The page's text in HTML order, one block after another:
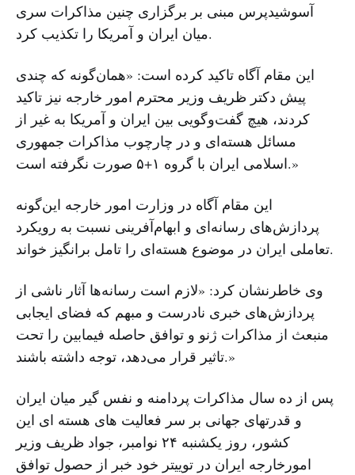
آسوشیدپرس مبنی بر برگزاری چنین مذاکرات سری
میان ایران و آمریکا را تکذیب کرد.
این مقام آگاه تاکید کرده است: «همان‌گونه که چندی
پیش دکتر ظریف وزیر محترم امور خارجه نیز تاکید
کردند، هیچ گفت‌وگویی بین ایران و آمریکا به غیر از
مسائل هسته‌ای و در چارچوب مذاکرات جمهوری
اسلامی ایران با گروه ۱+۵ صورت نگرفته است.»
این مقام آگاه در وزارت امور خارجه این‌گونه
پردازش‌های رسانه‌ای و ابهام‌آفرینی نسبت به رویکرد
تعاملی ایران در موضوع هسته‌ای را تامل برانگیز خواند.
وی خاطرنشان کرد: «لازم است رسانه‌ها آثار ناشی از
پردازش‌های خبری نادرست و مبهم که فضای ایجابی
منبعث از مذاکرات ژنو و توافق حاصله فیمابین را تحت
تاثیر قرار می‌دهد، توجه داشته باشند.»
پس از ده سال مذاکرات پردامنه و نفس گیر میان ایران
و قدرتهای جهانی بر سر فعالیت های هسته ای این
کشور، روز یکشنبه ۲۴ نوامبر، جواد ظریف وزیر
امورخارجه ایران در توییتر خود خبر از حصول توافق